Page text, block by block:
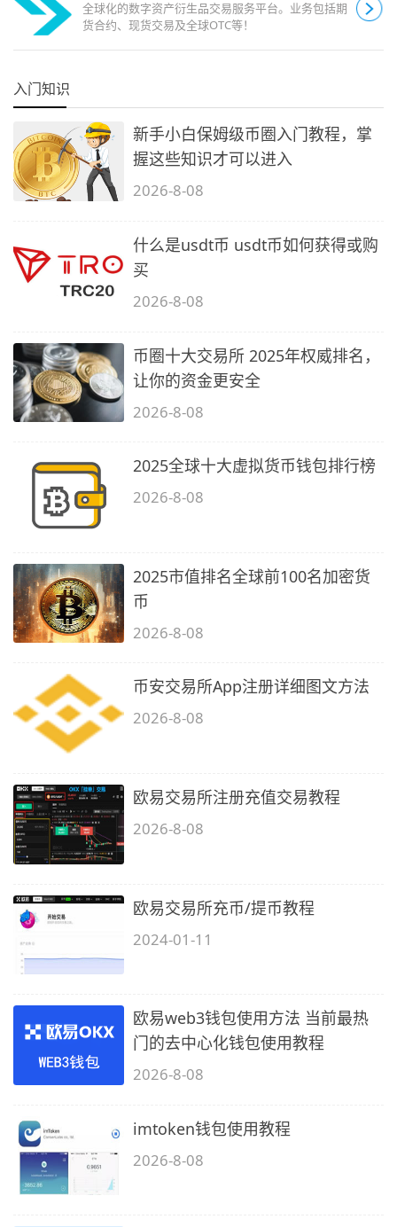
全球化的数字资产衍生品交易服务平台。业务包括期
货合约、现货交易及全球OTC等！
入门知识
新手小白保姆级币圈入门教程，掌
握这些知识才可以进入
2026-8-08
什么是usdt币 usdt币如何获得或购
买
2026-8-08
币圈十大交易所 2025年权威排名，
让你的资金更安全
2026-8-08
2025全球十大虚拟货币钱包排行榜
2026-8-08
2025市值排名全球前100名加密货
币
2026-8-08
币安交易所App注册详细图文方法
2026-8-08
欧易交易所注册充值交易教程
2026-8-08
欧易交易所充币/提币教程
2024-01-11
欧易web3钱包使用方法 当前最热
门的去中心化钱包使用教程
2026-8-08
imtoken钱包使用教程
2026-8-08